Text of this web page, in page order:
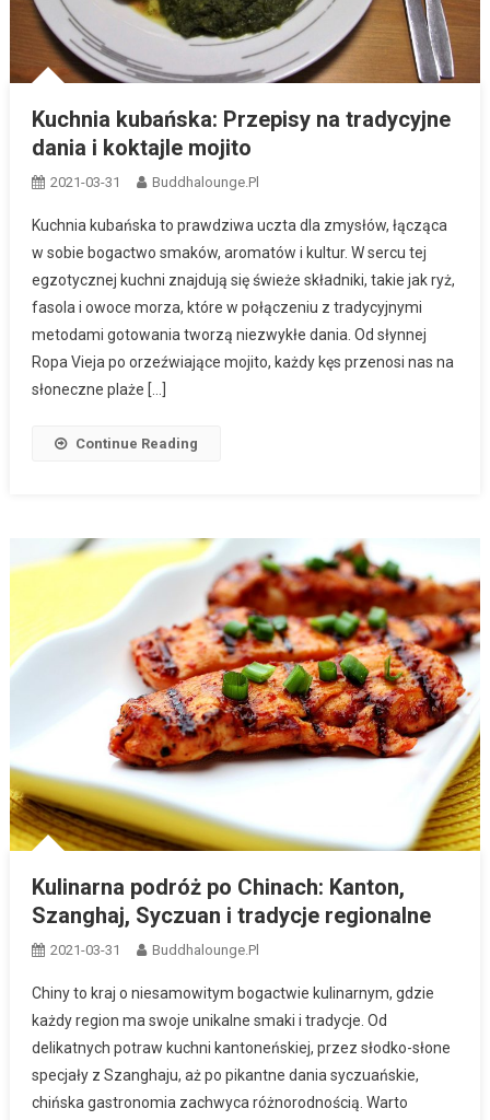
Kuchnia kubańska: Przepisy na tradycyjne
dania i koktajle mojito
2021-03-31 Buddhalounge.pl
Kuchnia kubańska to prawdziwa uczta dla zmysłów, łącząca
w sobie bogactwo smaków, aromatów i kultur. W sercu tej
egzotycznej kuchni znajdują się świeże składniki, takie jak ryż,
fasola i owoce morza, które w połączeniu z tradycyjnymi
metodami gotowania tworzą niezwykłe dania. Od słynnej
Ropa Vieja po orzeźwiające mojito, każdy kęs przenosi nas na
słoneczne plaże […]
Continue Reading
Kulinarna podróż po Chinach: Kanton,
Szanghaj, Syczuan i tradycje regionalne
2021-03-31 Buddhalounge.pl
Chiny to kraj o niesamowitym bogactwie kulinarnym, gdzie
każdy region ma swoje unikalne smaki i tradycje. Od
delikatnych potraw kuchni kantoneńskiej, przez słodko-słone
specjały z Szanghaju, aż po pikantne dania syczuańskie,
chińska gastronomia zachwyca różnorodnością. Warto